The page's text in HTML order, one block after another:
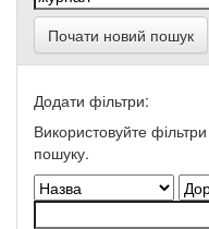
Почати новий пошук
Додати фільтри:
Використовуйте
пошуку.